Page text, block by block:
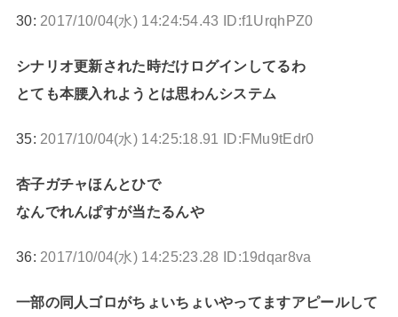
30: 2017/10/04(水) 14:24:54.43 ID:f1UrqhPZ0
シナリオ更新された時だけログインしてるわ
とても本腰入れようとは思わんシステム
35: 2017/10/04(水) 14:25:18.91 ID:FMu9tEdr0
杏子ガチャほんとひで
なんでれんぱすが当たるんや
36: 2017/10/04(水) 14:25:23.28 ID:19dqar8va
一部の同人ゴロがちょいちょいやってますアピールして